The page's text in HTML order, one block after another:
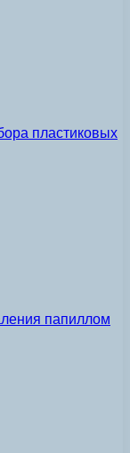
пластиковых
папиллом